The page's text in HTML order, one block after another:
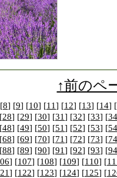
↑前のペ
8] [9] [10] [11] [12] [13] [14] [
28] [29] [30] [31] [32] [33] [34
48] [49] [50] [51] [52] [53] [54
68] [69] [70] [71] [72] [73] [74
88] [89] [90] [91] [92] [93] [94
] [107] [108] [109] [110] [
] [122] [123] [124] [125] [